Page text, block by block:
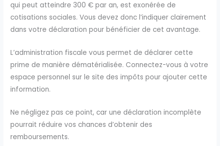
qui peut atteindre 300 € par an, est exonérée de
cotisations sociales. Vous devez donc l’indiquer clairement
dans votre déclaration pour bénéficier de cet avantage.
L’administration fiscale vous permet de déclarer cette
prime de manière dématérialisée. Connectez-vous à votre
espace personnel sur le site des impôts pour ajouter cette
information.
Ne négligez pas ce point, car une déclaration incomplète
pourrait réduire vos chances d’obtenir des
remboursements.